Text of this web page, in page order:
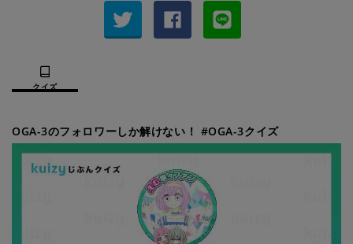
クイズ
OGA-3のフォロワーしか解けない！ #OGA-3クイズ